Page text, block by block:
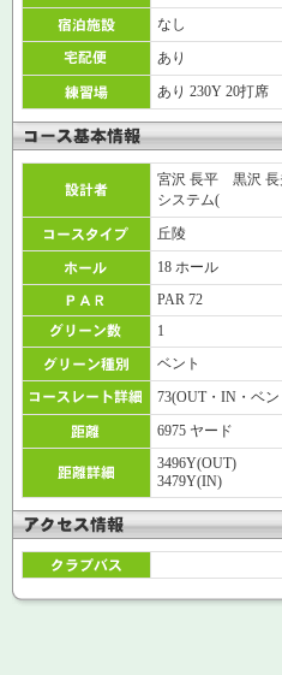
なし
あり
あり 230Y 20打席
宮沢 長平 黒沢
システム(
丘陵
18 ホール
PAR 72
1
ベント
73(OUT・IN・ベン
6975 ヤード
3496Y(OUT)
3479Y(IN)